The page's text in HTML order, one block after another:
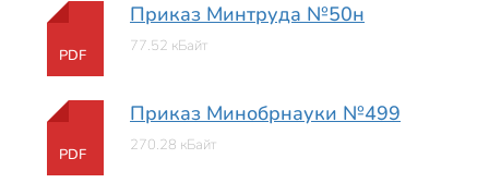
PDF
Приказ Минтруда №50н
77.52 кБайт
PDF
Приказ Минобрнауки №499
270.28 кБайт